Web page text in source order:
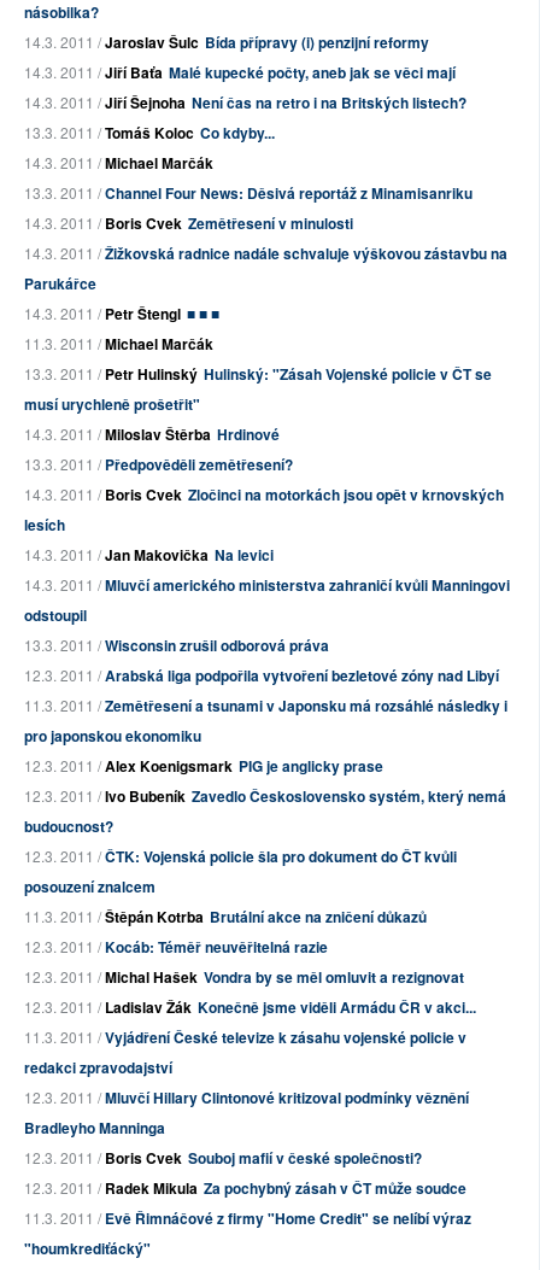
násobilka?
14.3. 2011 /Jaroslav Šulc Bída přípravy (i) penzijní reformy
14.3. 2011 /Jiří Baťa Malé kupecké počty, aneb jak se věci mají
14.3. 2011 /Jiří Šejnoha Není čas na retro i na Britských listech?
13.3. 2011 /Tomáš Koloc Co kdyby...
14.3. 2011 /Michael Marčák
13.3. 2011 /Channel Four News: Děsivá reportáž z Minamisanriku
14.3. 2011 /Boris Cvek Zemětřesení v minulosti
14.3. 2011 /Žižkovská radnice nadále schvaluje výškovou zástavbu na
Parukářce
14.3. 2011 /Petr Štengl ■ ■ ■
11.3. 2011 /Michael Marčák
13.3. 2011 /Petr Hulinský Hulinský: "Zásah Vojenské policie v ČT se
musí urychleně prošetřit"
14.3. 2011 /Miloslav Štěrba Hrdinové
13.3. 2011 /Předpověděli zemětřesení?
14.3. 2011 /Boris Cvek Zločinci na motorkách jsou opět v krnovských
lesích
14.3. 2011 /Jan Makovička Na levici
14.3. 2011 /Mluvčí amerického ministerstva zahraničí kvůli Manningovi
odstoupil
13.3. 2011 /Wisconsin zrušil odborová práva
12.3. 2011 /Arabská liga podpořila vytvoření bezletové zóny nad Libyí
11.3. 2011 /Zemětřesení a tsunami v Japonsku má rozsáhlé následky i
pro japonskou ekonomiku
12.3. 2011 /Alex Koenigsmark PIG je anglicky prase
12.3. 2011 /Ivo Bubeník Zavedlo Československo systém, který nemá
budoucnost?
12.3. 2011 /ČTK: Vojenská policie šla pro dokument do ČT kvůli
posouzení znalcem
11.3. 2011 /Štěpán Kotrba Brutální akce na zničení důkazů
12.3. 2011 /Kocáb: Téměř neuvěřitelná razie
12.3. 2011 /Michal Hašek Vondra by se měl omluvit a rezignovat
12.3. 2011 /Ladislav Žák Konečně jsme viděli Armádu ČR v akci...
11.3. 2011 /Vyjádření České televize k zásahu vojenské policie v
redakci zpravodajství
12.3. 2011 /Mluvčí Hillary Clintonové kritizoval podmínky věznění
Bradleyho Manninga
12.3. 2011 /Boris Cvek Souboj mafií v české společnosti?
12.3. 2011 /Radek Mikula Za pochybný zásah v ČT může soudce
11.3. 2011 /Evě Řimnáčové z firmy "Home Credit" se nelíbí výraz
"houmkrediťácký"